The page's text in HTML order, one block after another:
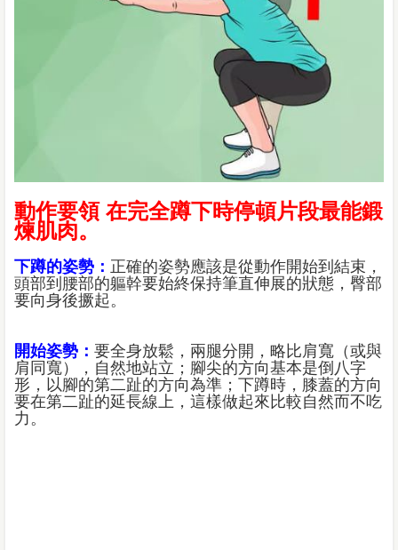
動作要領 在完全蹲下時停頓片段最能鍛
煉肌肉。
下蹲的姿勢： 正確的姿勢應該是從動作開始到結束，
頭部到腰部的軀幹要始終保持筆直伸展的狀態，臀部
要向身後撅起。
開始姿勢： 要全身放鬆，兩腿分開，略比肩寬（或與
肩同寬），自然地站立；腳尖的方向基本是倒八字
形，以腳的第二趾的方向為準；下蹲時，膝蓋的方向
要在第二趾的延長線上，這樣做起來比較自然而不吃
力。